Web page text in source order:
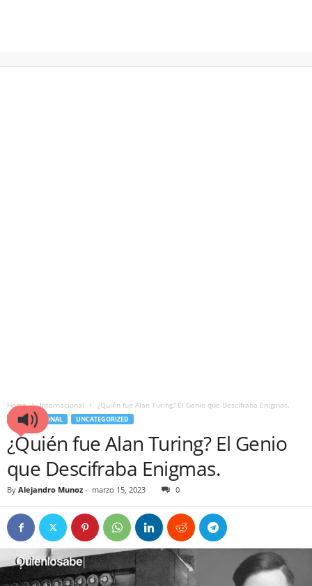
Home Internacional ¿Quién fue Alan Turing? El Genio que Descifraba Enigmas.
INTERNACIONAL UNCATEGORIZED
¿Quién fue Alan Turing? El Genio
que Descifraba Enigmas.
By Alejandro Munoz - marzo 15, 2023 0